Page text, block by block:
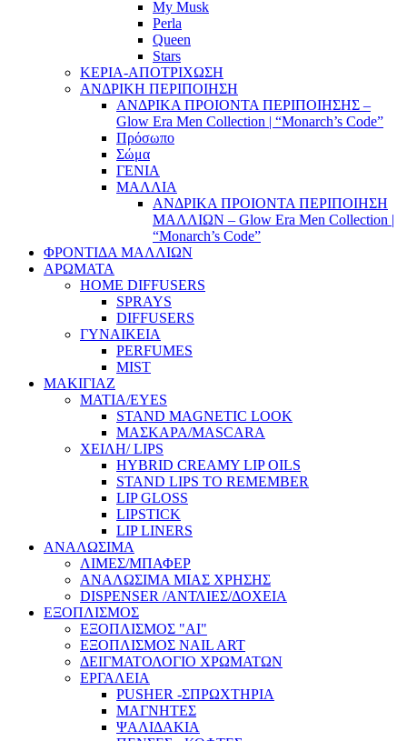
My Musk
Perla
Queen
Stars
ΚΕΡΙΑ-ΑΠΟΤΡΙΧΩΣΗ
ΑΝΔΡΙΚΗ ΠΕΡΙΠΟΙΗΣΗ
ΑΝΔΡΙΚΑ ΠΡΟΙΟΝΤΑ ΠΕΡΙΠΟΙΗΣΗΣ –
Glow Era Men Collection | “Monarch’s Code”
Πρόσωπο
Σώμα
ΓΕΝΙΑ
ΜΑΛΛΙΑ
ΑΝΔΡΙΚΑ ΠΡΟΙΟΝΤΑ ΠΕΡΙΠΟΙΗΣΗ
ΜΑΛΛΙΩΝ – Glow Era Men Collection |
“Monarch’s Code”
ΦΡΟΝΤΙΔΑ ΜΑΛΛΙΩΝ
ΑΡΩΜΑΤΑ
HOME DIFFUSERS
SPRAYS
DIFFUSERS
ΓΥΝΑΙΚΕΙΑ
PERFUMES
MIST
ΜΑΚΙΓΙΑΖ
ΜΑΤΙΑ/EYES
STAND MAGNETIC LOOK
ΜΑΣΚΑΡΑ/MASCARA
ΧΕΙΛΗ/ LIPS
HYBRID CREAMY LIP OILS
STAND LIPS TO REMEMBER
LIP GLOSS
LIPSTICK
LIP LINERS
ΑΝΑΛΩΣΙΜΑ
ΛΙΜΕΣ/ΜΠΑΦΕΡ
ΑΝΑΛΩΣΙΜΑ ΜΙΑΣ ΧΡΗΣΗΣ
DISPENSER /ΑΝΤΛΙΕΣ/ΔΟΧΕΙΑ
ΕΞΟΠΛΙΣΜΟΣ
ΕΞΟΠΛΙΣΜΟΣ "AI"
ΕΞΟΠΛΙΣΜΟΣ NAIL ART
ΔΕΙΓΜΑΤΟΛΟΓΙΟ ΧΡΩΜΑΤΩΝ
ΕΡΓΑΛΕΙΑ
PUSHER -ΣΠΡΩΧΤΗΡΙΑ
ΜΑΓΝΗΤΕΣ
ΨΑΛΙΔΑΚΙΑ